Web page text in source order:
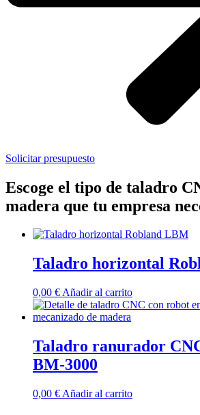
Solicitar presupuesto
Escoge el tipo de taladro
madera que tu empresa
Taladro horizontal
0,00 € Añadir al carrito
Taladro ranurador
BM-3000
0,00 € Añadir al carrito